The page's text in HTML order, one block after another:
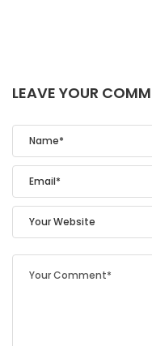
LEAVE YOUR